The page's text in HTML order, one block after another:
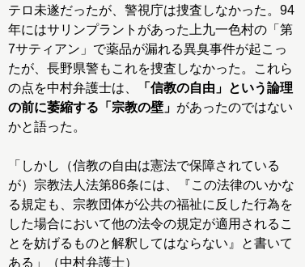
テロ未遂だったが、警視庁は捜査しなかった。94
年にはサリンプラントがあった上九一色村の「第
7サティアン」で薬品が漏れる異臭事件が起こっ
たが、長野県警もこれを捜査しなかった。これら
の点を中村弁護士は、
「信教の自由」という論理
の前に萎縮する「宗教の壁」 があったのではない
かと語った。
「しかし（信教の自由は憲法で保障されている
が）宗教法人法第86条には、『この法律のいかな
る規定も、宗教団体が公共の福祉に反した行為を
した場合において他の法令の規定が適用されるこ
とを妨げるものと解釈してはならない』と書いて
ある」（中村弁護士）